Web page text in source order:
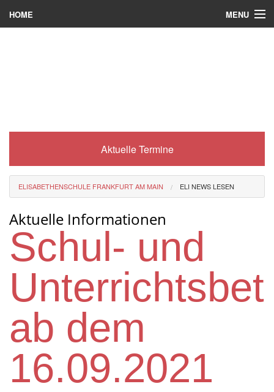
HOME MENU
Eli-Portal
Berufsorientierung
Förderverein
Instagram
Aktuelle Termine
ELISABETHENSCHULE FRANKFURT AM MAIN ELI NEWS LESEN
Aktuelle Informationen
Schul- und
ab dem
16.09.2021